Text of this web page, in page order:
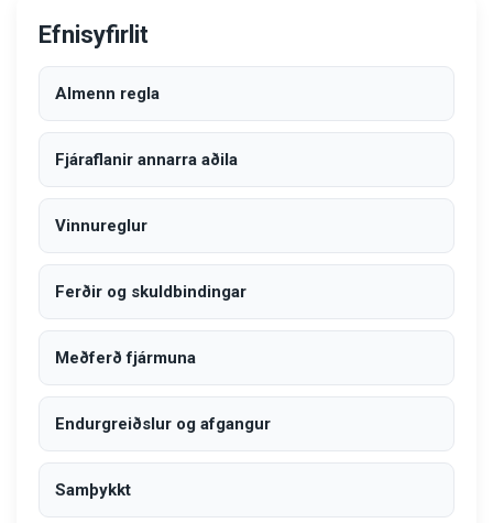
Efnisyfirlit
Almenn regla
Fjáraflanir annarra aðila
Vinnureglur
Ferðir og skuldbindingar
Meðferð fjármuna
Endurgreiðslur og afgangur
Samþykkt